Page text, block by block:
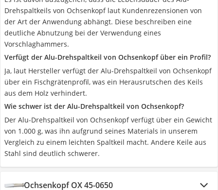
Drehspaltkeils von Ochsenkopf laut Kundenrezensionen von
der Art der Anwendung abhängt. Diese beschreiben eine
deutliche Abnutzung bei der Verwendung eines
Vorschlaghammers.
Verfügt der Alu-Drehspaltkeil von Ochsenkopf über ein Profil?
Ja, laut Hersteller verfügt der Alu-Drehspaltkeil von Ochsenkopf
über ein Fischgrätenprofil, was ein Herausrutschen des Keils
aus dem Holz verhindert.
Wie schwer ist der Alu-Drehspaltkeil von Ochsenkopf?
Der Alu-Drehspaltkeil von Ochsenkopf verfügt über ein Gewicht
von 1.000 g, was ihn aufgrund seines Materials in unserem
Vergleich zu einem leichten Spaltkeil macht. Andere Keile aus
Stahl sind deutlich schwerer.
Ochsenkopf OX 45-0650